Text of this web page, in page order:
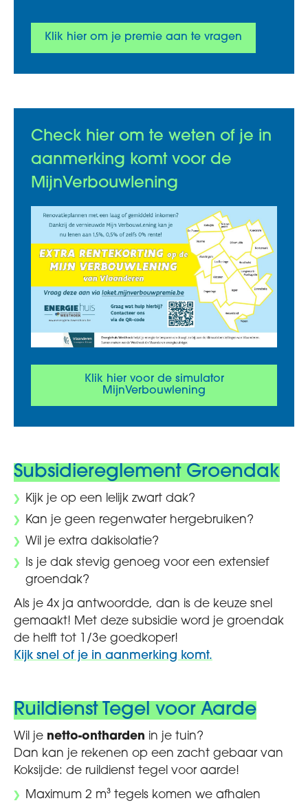
Klik hier om je premie aan te vragen
Check hier om te weten of je in
aanmerking komt voor de
MijnVerbouwlening
Klik hier voor de simulator
MijnVerbouwlening
Subsidiereglement Groendak
Kijk je op een lelijk zwart dak?
Kan je geen regenwater hergebruiken?
Wil je extra dakisolatie?
Is je dak stevig genoeg voor een extensief
groendak?
Als je 4x ja antwoordde, dan is de keuze snel
gemaakt! Met deze subsidie word je groendak
de helft tot 1/3e goedkoper!
Kijk snel of je in aanmerking komt.
Ruildienst Tegel voor Aarde
Wil je netto-ontharden in je tuin?
Dan kan je rekenen op een zacht gebaar van
Koksijde: de ruildienst tegel voor aarde!
Maximum 2 m³ tegels komen we afhalen